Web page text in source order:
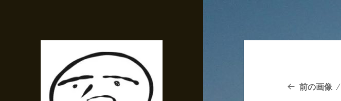
前の画像